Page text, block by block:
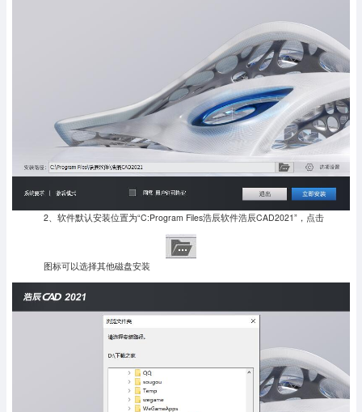
2、软件默认安装位置为“C:Program Files浩辰软件浩辰CAD2021”，点击
图标可以选择其他磁盘安装